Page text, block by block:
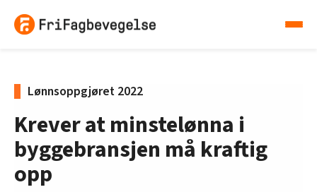
Lønnsoppgjøret 2022
Krever at minstelønna i
byggebransjen må kraftig
opp